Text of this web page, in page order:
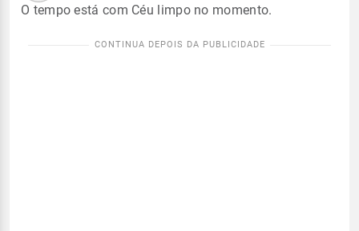
O tempo está com Céu limpo no momento.